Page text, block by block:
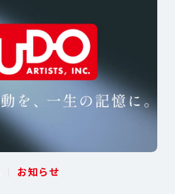
お知らせ